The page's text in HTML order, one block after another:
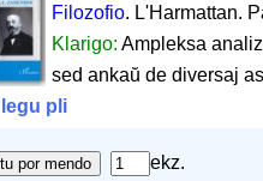
Filozofio. L'Harmattan.
Klarigo:Ampleksa
sed ankaŭ de diversaj
legu pli
ekz.